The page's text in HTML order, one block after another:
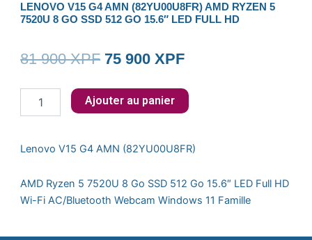
LENOVO V15 G4 AMN (82YU00U8FR) AMD RYZEN 5
7520U 8 GO SSD 512 GO 15.6″ LED FULL HD
81 900XPF Le
initial
81
900 XPF.
75 900XPFLe
actuel
75
900 XPF.
G4
(82YU00U8FR)
Ryzen
Ajouter au panier
Lenovo V15 G4 AMN (82YU00U8FR)
AMD Ryzen 5 7520U 8 Go SSD 512 Go 15.6″ LED Full HD
Wi-Fi AC/Bluetooth Webcam Windows 11 Famille